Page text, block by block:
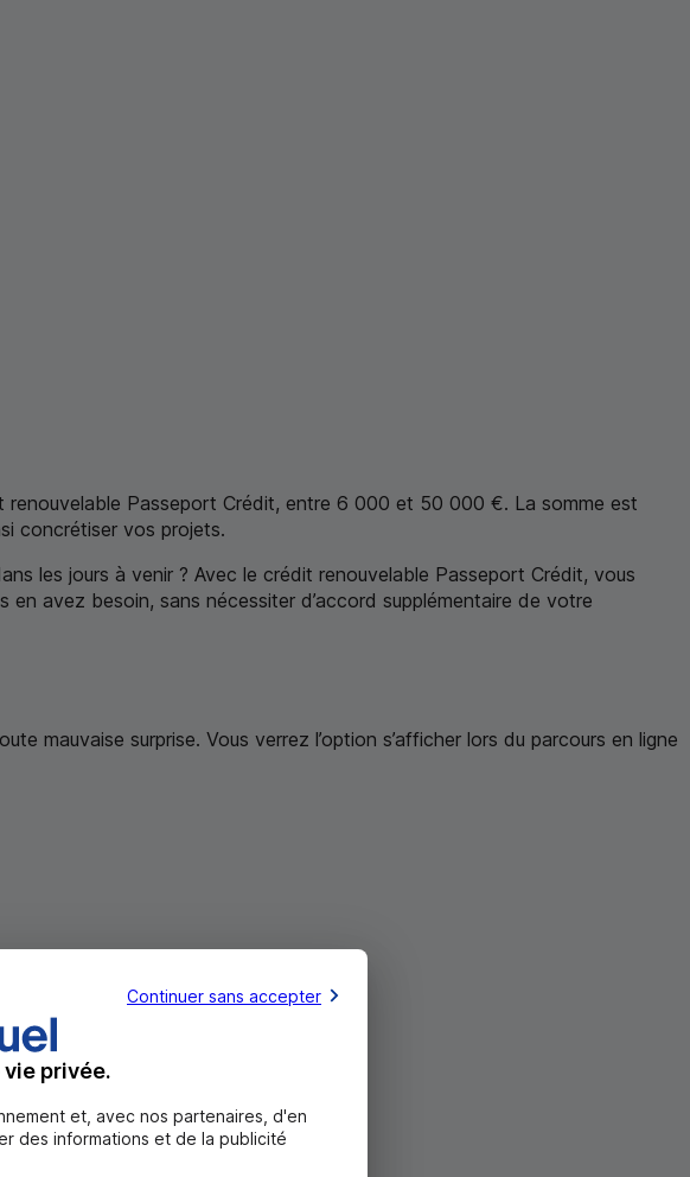
Passeport Crédit, entre 6 000 et 50 000 €. La somme est
concrétiser vos projets.
les jours à venir ? Avec le crédit renouvelable Passeport Crédit, vous
avez besoin, sans nécessiter d’accord supplémentaire de votre
mauvaise surprise. Vous verrez l’option s’afficher lors du parcours en ligne
Continuer sans accepter
privée.
et, avec nos partenaires, d'en
des informations et de la publicité